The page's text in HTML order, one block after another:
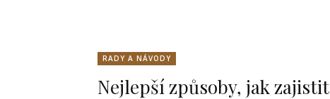
RADY A NÁVODY
Nejlepší způsoby, jak zajistit